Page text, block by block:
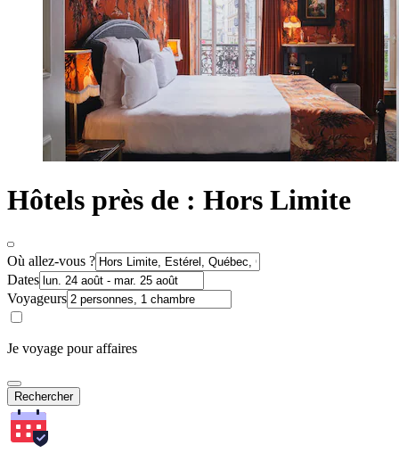
Hôtels près de : Hors Limite
Où allez-vous ?
Dates
Voyageurs
Je voyage pour affaires
Rechercher